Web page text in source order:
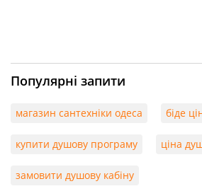
Популярні запити
магазин сантехніки одеса біде
купити душову програму ціна
замовити душову кабіну